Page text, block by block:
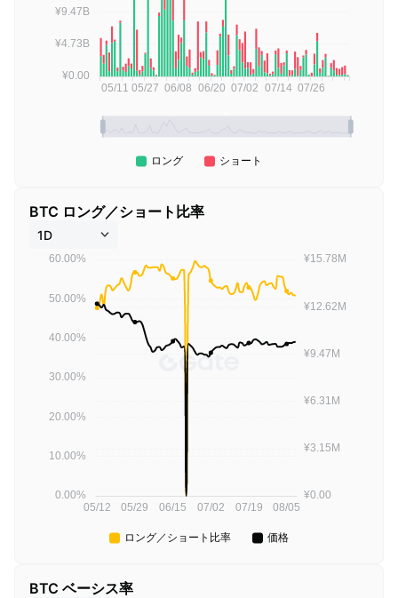
BTC ロング／ショート比率
BTC ベーシス率